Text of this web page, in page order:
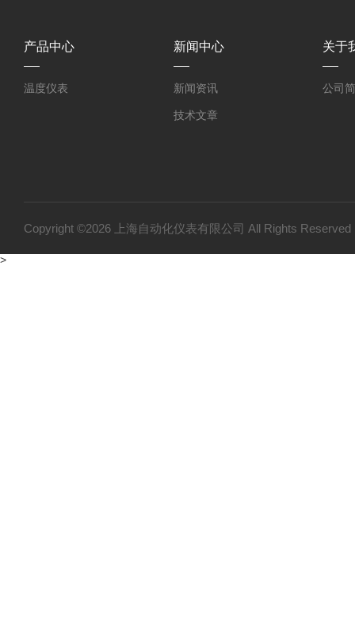
产品中心
温度仪表
新闻中心
新闻资讯
技术文章
关于
公司
Copyright ©2026 上海自动化仪表有限公司 All Rights
>